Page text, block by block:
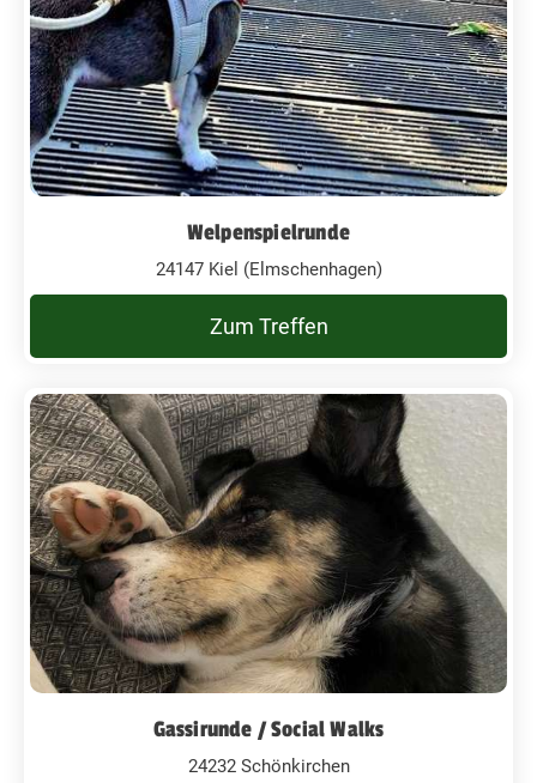
Welpenspielrunde
24147 Kiel (Elmschenhagen)
Zum Treffen
Gassirunde / Social Walks
24232 Schönkirchen